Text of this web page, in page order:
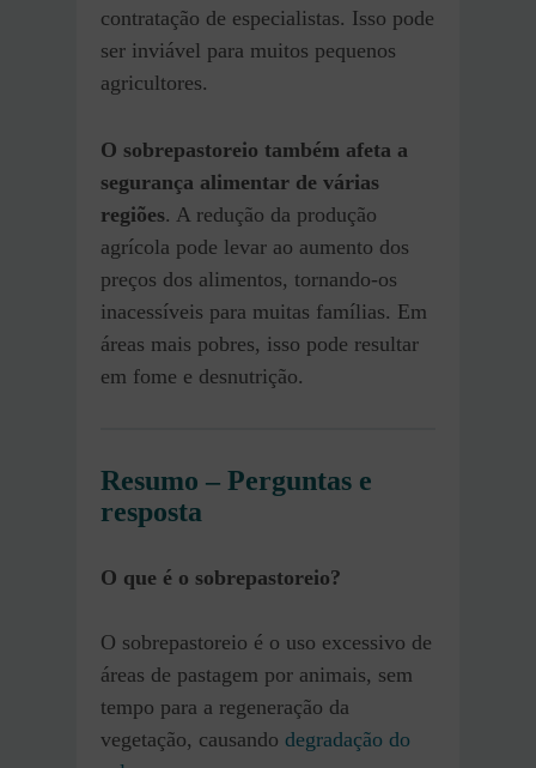
contratação de especialistas. Isso pode
ser inviável para muitos pequenos
agricultores.
O sobrepastoreio também afeta a
segurança alimentar de várias
regiões. A redução da produção
agrícola pode levar ao aumento dos
preços dos alimentos, tornando-os
inacessíveis para muitas famílias. Em
áreas mais pobres, isso pode resultar
em fome e desnutrição.
Resumo – Perguntas e
resposta
O que é o sobrepastoreio?
O sobrepastoreio é o uso excessivo de
áreas de pastagem por animais, sem
tempo para a regeneração da
vegetação, causando degradação do